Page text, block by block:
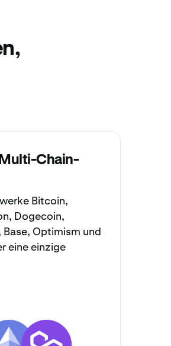
Chain-
Bitcoin,
, Dogecoin,
Base, Optimism und
eine einzige